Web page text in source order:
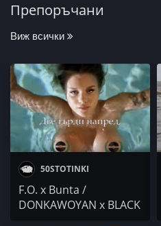
Препоръчани
Виж всички
50STOTINKI
F.O. x Bunta /
DONKAWOYAN x BLACK